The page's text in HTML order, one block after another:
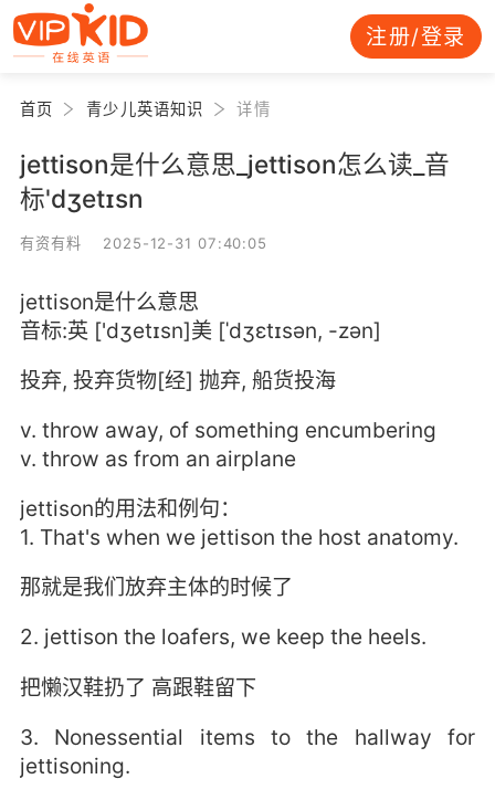
注册/登录
首页 青少儿英语知识 详情
jettison是什么意思_jettison怎么读_音
标'dʒetɪsn
有资有料 2025-12-31 07:40:05
jettison是什么意思
音标:英 ['dʒetɪsn]美 [ˈdʒɛtɪsən, -zən]
投弃, 投弃货物[经] 抛弃, 船货投海
v. throw away, of something encumbering
v. throw as from an airplane
jettison的用法和例句：
1. That's when we jettison the host anatomy.
那就是我们放弃主体的时候了
2. jettison the loafers, we keep the heels.
把懒汉鞋扔了 高跟鞋留下
3. Nonessential items to the hallway for
jettisoning.